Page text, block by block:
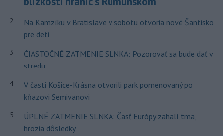
2
Na Kamzíku v Bratislave v sobotu otvoria nové Šantisko
pre deti
3
ČIASTOČNÉ ZATMENIE SLNKA: Pozorovať sa bude dať v
stredu
4
V časti Košice-Krásna otvorili park pomenovaný po
kňazovi Semivanovi
5
ÚPLNÉ ZATMENIE SLNKA: Časť Európy zahalí tma,
hrozia dôsledky